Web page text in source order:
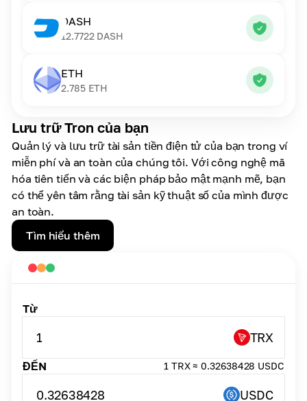
Lưu trữ Tron của bạn
Quản lý và lưu trữ tài sản tiền điện tử của bạn trong ví
miễn phí và an toàn của chúng tôi. Với công nghệ mã
hóa tiên tiến và các biện pháp bảo mật mạnh mẽ, bạn
có thể yên tâm rằng tài sản kỹ thuật số của mình được
an toàn.
Tìm hiểu thêm
DASH
12.7722 DASH
ETH
2.785 ETH
Từ
1 TRX
ĐẾN 1 TRX ≈ 0.32638428 USDC
0.32638428 USDC